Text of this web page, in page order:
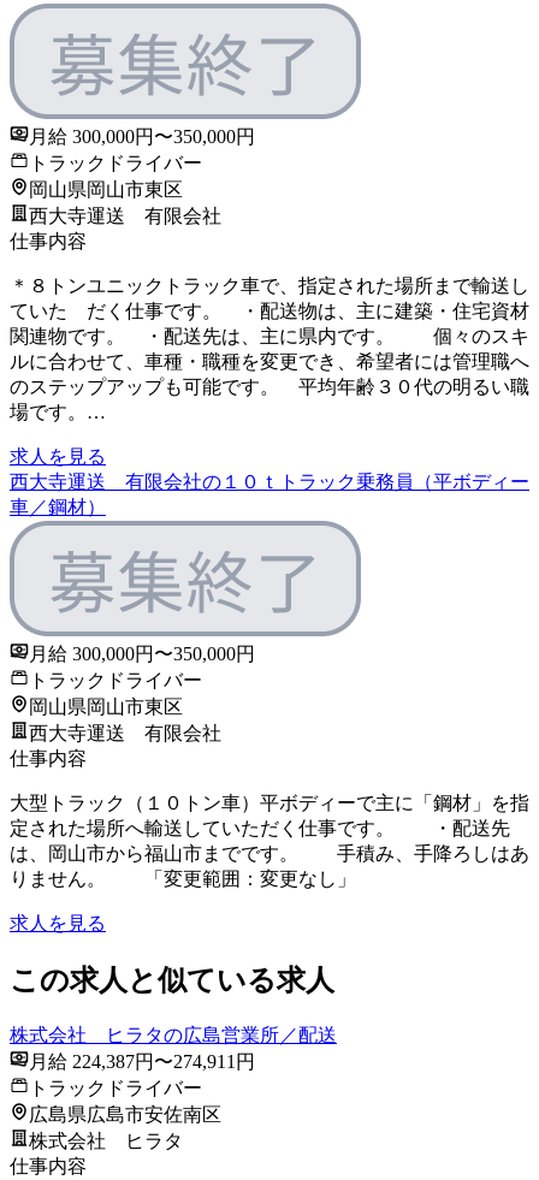
月給 300,000円〜350,000円
トラックドライバー
岡山県岡山市東区
西大寺運送 有限会社
仕事内容
＊８トンユニックトラック車で、指定された場所まで輸送し
ていた だく仕事です。 ・配送物は、主に建築・住宅資材
関連物です。 ・配送先は、主に県内です。 個々のスキ
ルに合わせて、車種・職種を変更でき、希望者には管理職へ
のステップアップも可能です。 平均年齢３０代の明るい職
場です。…
求人を見る
西大寺運送 有限会社の１０ｔトラック乗務員（平ボディー
車／鋼材）
月給 300,000円〜350,000円
トラックドライバー
岡山県岡山市東区
西大寺運送 有限会社
仕事内容
大型トラック（１０トン車）平ボディーで主に「鋼材」を指
定された場所へ輸送していただく仕事です。 ・配送先
は、岡山市から福山市までです。 手積み、手降ろしはあ
りません。 「変更範囲：変更なし」
求人を見る
この求人と似ている求人
株式会社 ヒラタの広島営業所／配送
月給 224,387円〜274,911円
トラックドライバー
広島県広島市安佐南区
株式会社 ヒラタ
仕事内容